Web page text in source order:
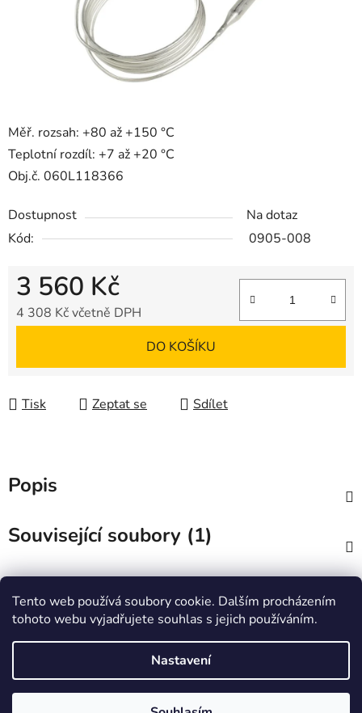
Tento web používá soubory cookie. Dalším procházením
tohoto webu vyjadřujete souhlas s jejich používáním.
Nastavení
Měř. rozsah: +80 až +150 °C
Teplotní rozdíl: +7 až +20 °C
Obj.č. 060L118366
Dostupnost
Na dotaz
Kód:
0905-008
3 560 Kč
4 308 Kč včetně DPH
DO KOŠÍKU
Tisk Zeptat se Sdílet
Popis
Související soubory (1)
Heureka.cz